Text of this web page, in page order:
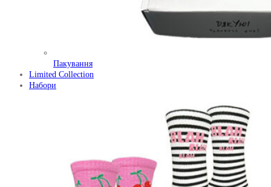
Пакування
Limited Collection
Набори